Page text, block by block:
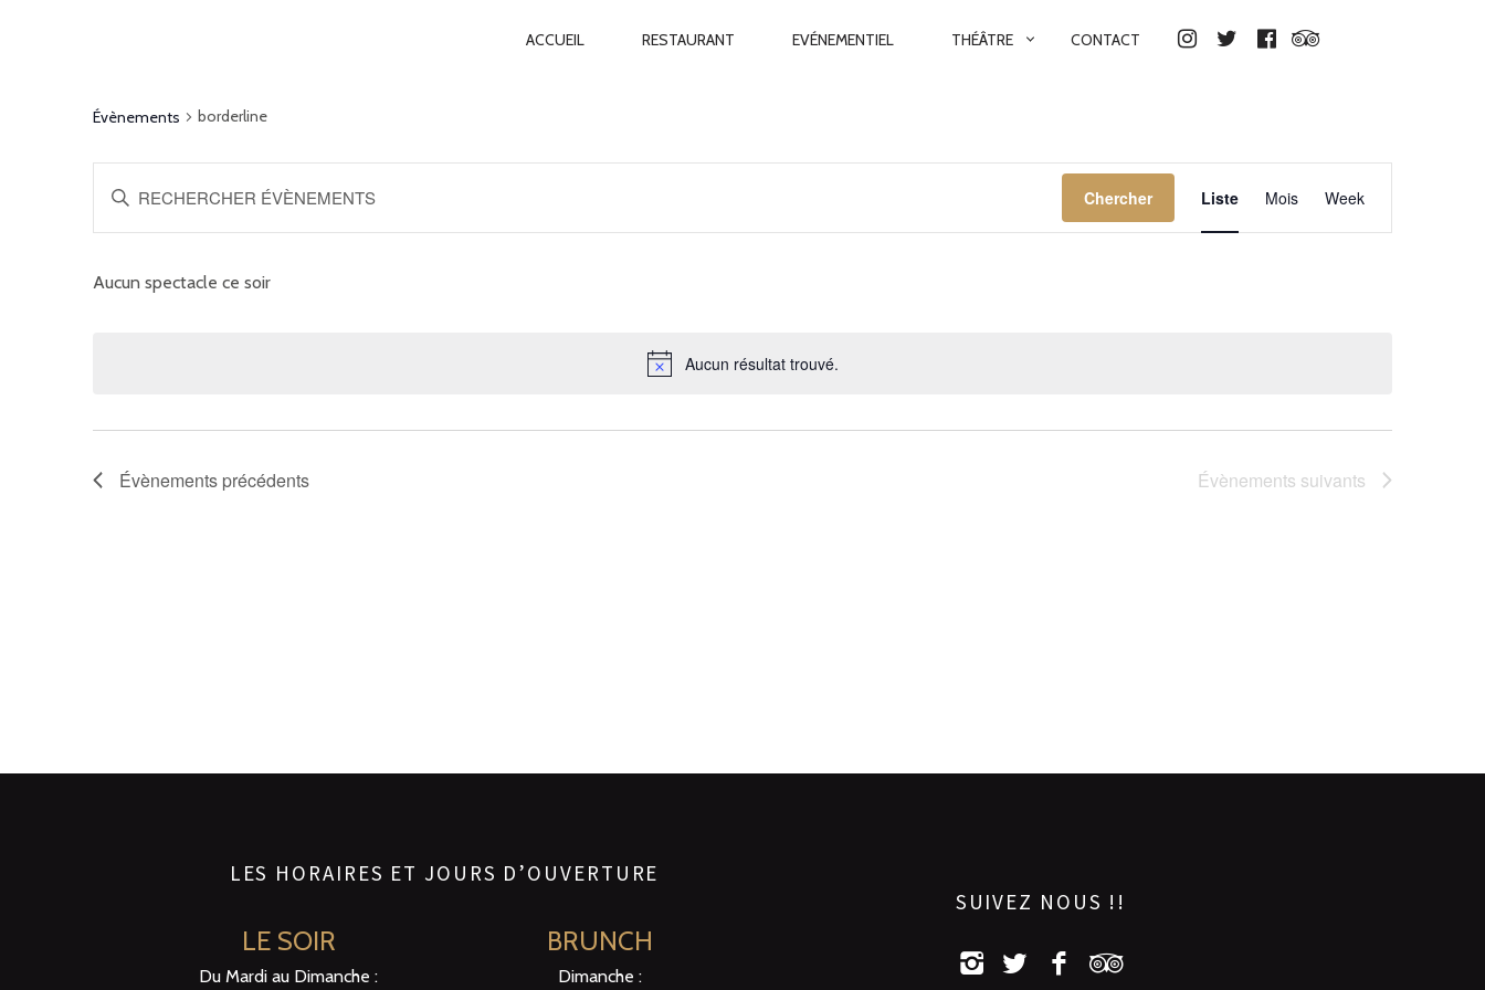
NAVIGATION
ACCUEIL RESTAURANT EVÉNEMENTIEL THÉÂTRE CONTACT
INSTAGRAM
TWITTERFACEBOOKTRIPADVISOR
Aucun résultat trouvé.
Évènements borderline
RECHERCHE
ET
DE
Saisir
Rechercher
Chercher Liste Mois Week
Aucun spectacle ce soir
Évènements précédents Évènements suivants
LES HORAIRES ET JOURS D’OUVERTURE
LE SOIR
Du Mardi au Dimanche :
BRUNCH
Dimanche :
SUIVEZ NOUS !!